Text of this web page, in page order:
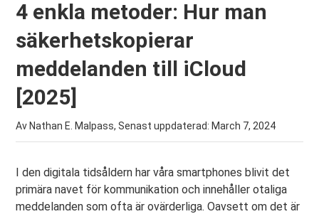
4 enkla metoder: Hur man
säkerhetskopierar
meddelanden till iCloud
[2025]
Av Nathan E. Malpass, Senast uppdaterad: March 7, 2024
I den digitala tidsåldern har våra smartphones blivit det
primära navet för kommunikation och innehåller otaliga
meddelanden som ofta är ovärderliga. Oavsett om det är